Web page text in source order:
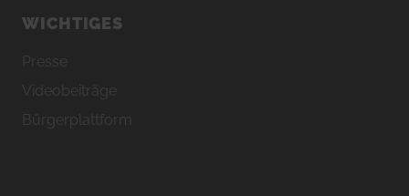
WICHTIGES
Presse
Videobeiträge
Bürgerplattform